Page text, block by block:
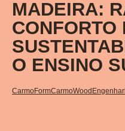
MADEIRA:
CONFORTO
O ENSINO
CarmoFormCarmoWood